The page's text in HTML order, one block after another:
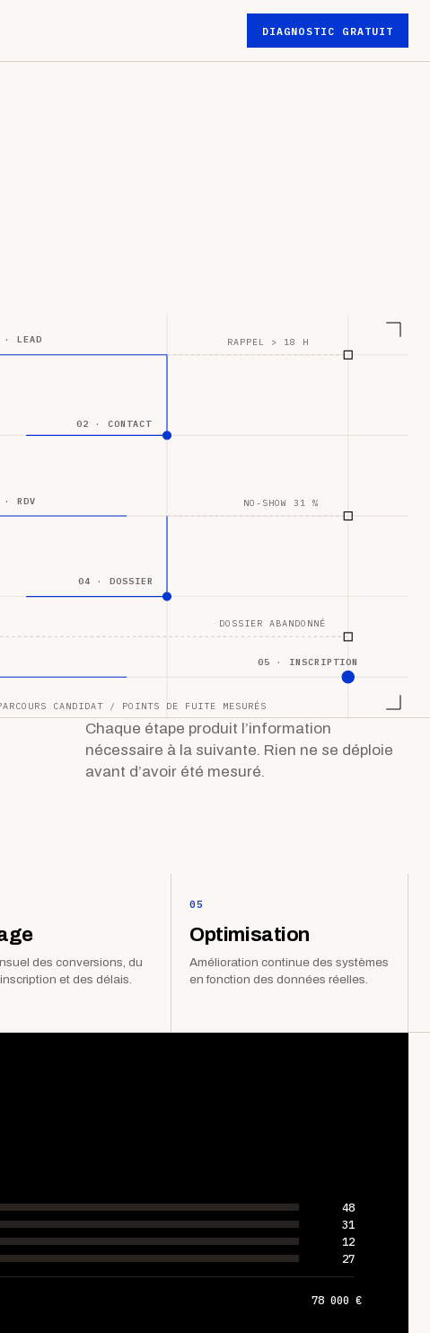
DIAGNOSTIC GRATUIT
LEAD
02 · CONTACT
RDV
04 · DOSSIER
05 · INSCRIPTION
RAPPEL > 18 H
NO-SHOW 31 %
DOSSIER ABANDONNÉ
CANDIDAT / POINTS DE FUITE MESURÉS
Chaque étape produit l’information
nécessaire à la suivante. Rien ne se déploie
avant d’avoir été mesuré.
des conversions, du
et des délais.
05
Optimisation
Amélioration continue des systèmes
en fonction des données réelles.
48
31
12
27
78 000 €